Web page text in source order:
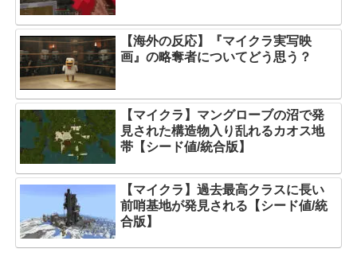
【海外の反応】『マイクラ実写映
画』の略奪者についてどう思う？
【マイクラ】マングローブの沼で発
見された構造物入り乱れるカオス地
帯【シード値/統合版】
【マイクラ】過去最高クラスに長い
前哨基地が発見される【シード値/統
合版】